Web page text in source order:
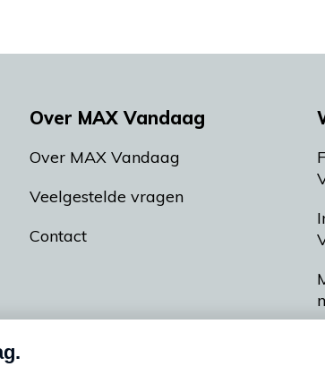
Over MAX Vandaag
Over MAX Vandaag
Veelgestelde vragen
Contact